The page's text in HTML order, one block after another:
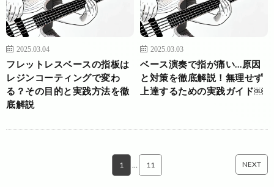
2025.03.04
フレットレスベースの指板は
レジンコーティングで変わ
る？その目的と実践方法を徹
底解説
2025.03.03
ベース演奏で指が痛い…原因
と対策を徹底解説！無理せず
上達するための実践ガイド￼
1 11 NEXT